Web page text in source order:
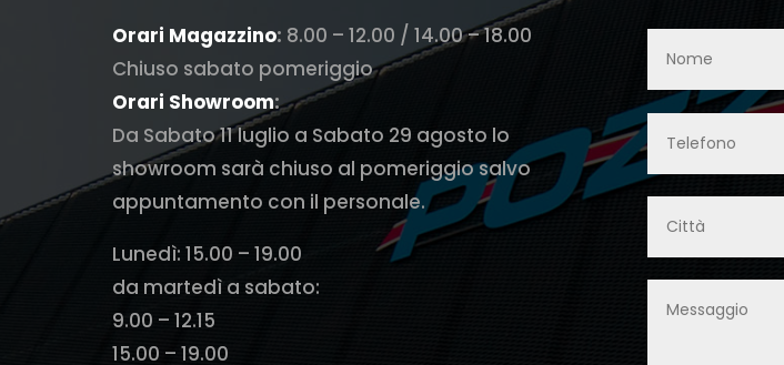
Orari Magazzino: 8.00 – 12.00 / 14.00 – 18.00
Chiuso sabato pomeriggio
Orari Showroom:
Da Sabato 11 luglio a Sabato 29 agosto lo
showroom sarà chiuso al pomeriggio salvo
appuntamento con il personale.
Lunedì: 15.00 – 19.00
da martedì a sabato:
9.00 – 12.15
15.00 – 19.00